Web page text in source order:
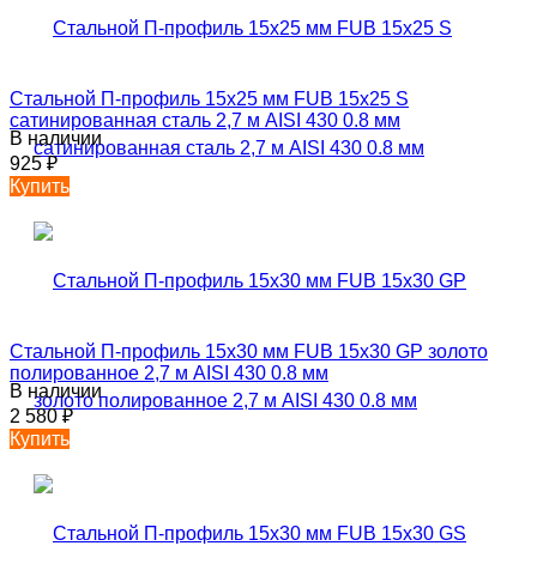
Стальной П-профиль 15х25 мм FUB 15х25 S
сатинированная сталь 2,7 м AISI 430 0.8 мм
В наличии
925₽
Купить
Стальной П-профиль 15х30 мм FUB 15х30 GP золото
полированное 2,7 м AISI 430 0.8 мм
В наличии
2 580₽
Купить